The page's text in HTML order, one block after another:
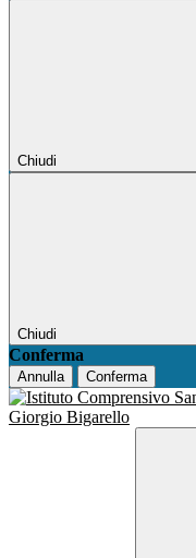
Chiudi
Chiudi
Conferma
Annulla Conferma